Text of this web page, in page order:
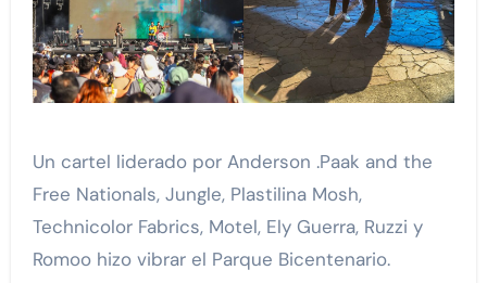
Un cartel liderado por Anderson .Paak and the
Free Nationals, Jungle, Plastilina Mosh,
Technicolor Fabrics, Motel, Ely Guerra, Ruzzi y
Romoo hizo vibrar el Parque Bicentenario.